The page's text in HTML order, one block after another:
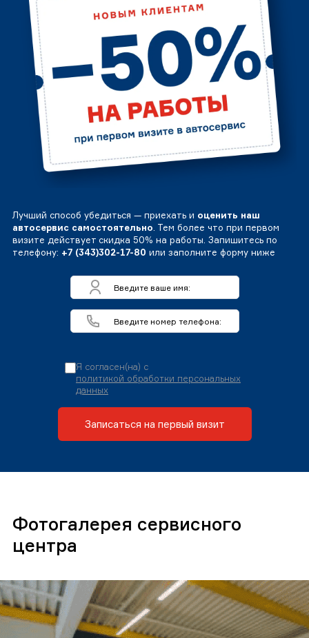
Лучший способ убедиться — приехать и оценить наш
автосервис самостоятельно. Тем более что при первом
визите действует скидка 50% на работы. Запишитесь по
телефону: +7 (343)302-17-80 или заполните форму ниже
Я согласен(на) с
политикой обработки персональных
данных
Записаться на первый визит
Фотогалерея сервисного
центра